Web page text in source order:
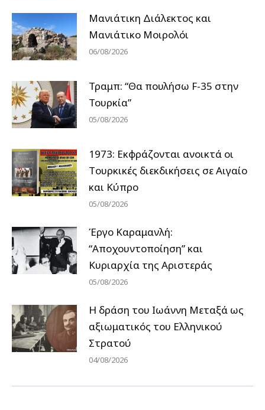
Μανιάτικη Διάλεκτος και
Μανιάτικο Μοιρολόι
06/08/2026
Τραμπ: “Θα πουλήσω F-35 στην
Τουρκία”
05/08/2026
1973: Εκφράζονται ανοικτά οι
Tουρκικές διεκδικήσεις σε Αιγαίο
και Κύπρο
05/08/2026
Έργο Καραμανλή:
“Αποχουντοποίηση” και
Κυριαρχία της Αριστεράς
05/08/2026
H δράση του Ιωάννη Μεταξά ως
αξιωματικός του Ελληνικού
Στρατού
04/08/2026